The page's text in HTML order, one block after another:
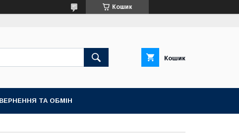
Кошик
Кошик
ТА ОБМІН